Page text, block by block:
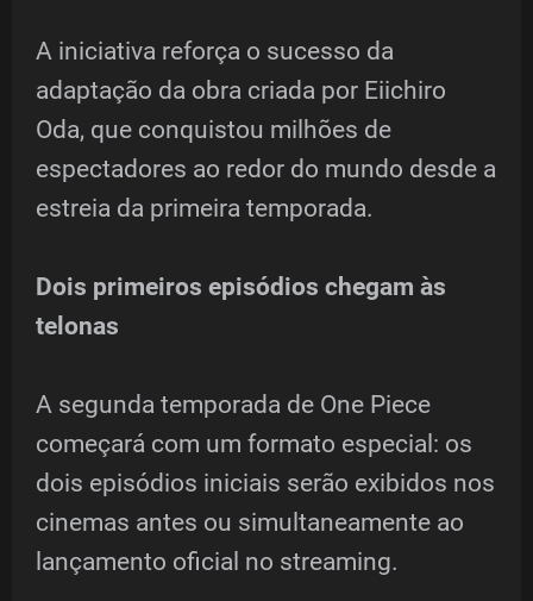
A iniciativa reforça o sucesso da
adaptação da obra criada por Eiichiro
Oda, que conquistou milhões de
espectadores ao redor do mundo desde a
estreia da primeira temporada.
Dois primeiros episódios chegam às
telonas
A segunda temporada de One Piece
começará com um formato especial: os
dois episódios iniciais serão exibidos nos
cinemas antes ou simultaneamente ao
lançamento oficial no streaming.